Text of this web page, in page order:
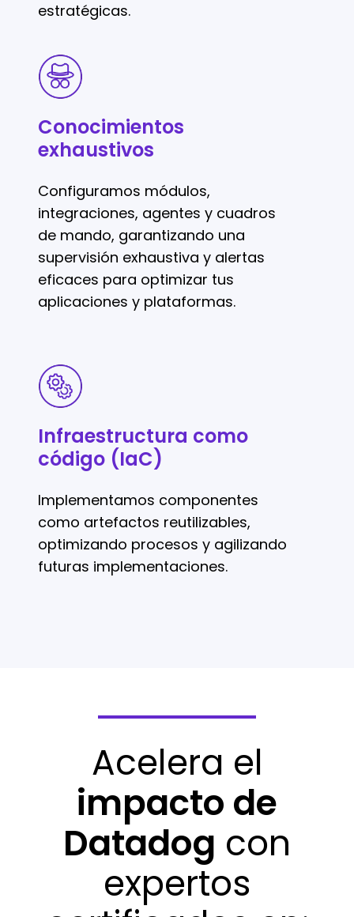
estratégicas.
Conocimientos
exhaustivos
Configuramos módulos,
integraciones, agentes y cuadros
de mando, garantizando una
supervisión exhaustiva y alertas
eficaces para optimizar tus
aplicaciones y plataformas.
Conocimientos
exhaustivos
Infraestructura como
código (IaC)
Implementamos componentes
como artefactos reutilizables,
optimizando procesos y agilizando
futuras implementaciones.
Infraestructura
como
(IaC)
Acelera el
impacto de
Datadog con
expertos